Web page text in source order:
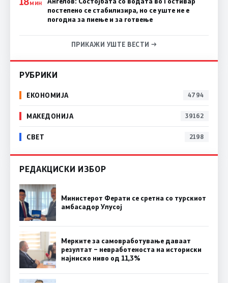
МИН
постепено се стабилизира, но се уште не е
погодна за пиење и за готвење
ПРИКАЖИ УШТЕ ВЕСТИ →
РУБРИКИ
ЕКОНОМИЈА 4794
МАКЕДОНИЈА 39162
СВЕТ 2198
РЕДАКЦИСКИ ИЗБОР
Министерот Ферати се сретна со турскиот
амбасадор Улусој
Мерките за самовработување даваат
резултат – невработеноста на историски
најниско ниво од 11,3%